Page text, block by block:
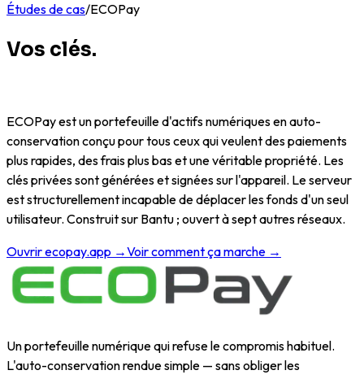
Études de cas/ECOPay
Vos clés.
ECOPay est un portefeuille d'actifs numériques en auto-
conservation conçu pour tous ceux qui veulent des paiements
plus rapides, des frais plus bas et une véritable propriété. Les
clés privées sont générées et signées sur l'appareil. Le serveur
est structurellement incapable de déplacer les fonds d'un seul
utilisateur. Construit sur Bantu ; ouvert à sept autres réseaux.
Ouvrir ecopay.app →Voir comment ça marche →
Un portefeuille numérique qui refuse le compromis habituel.
L'auto-conservation rendue simple — sans obliger les